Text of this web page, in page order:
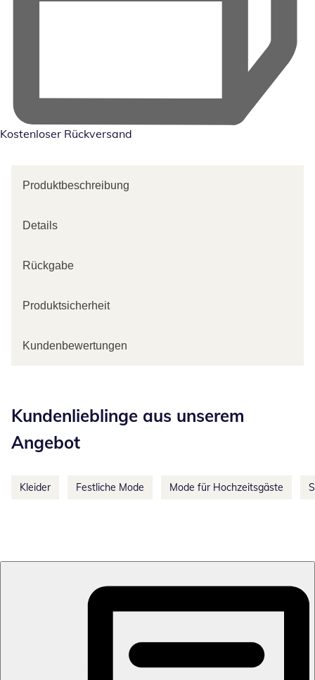
Kostenloser Rückversand
Produktbeschreibung
Details
Rückgabe
Produktsicherheit
Kundenbewertungen
Kundenlieblinge aus unserem
Angebot
Kleider Festliche Mode Mode für Hochzeitsgäste